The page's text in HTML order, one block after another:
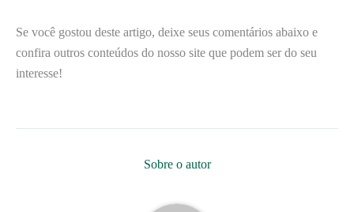
Se você gostou deste artigo, deixe seus comentários abaixo e
confira outros conteúdos do nosso site que podem ser do seu
interesse!
Sobre o autor